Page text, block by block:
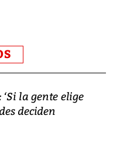
la gente elige
deciden